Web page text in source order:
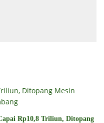
Rp10,8 Triliun, Ditopang